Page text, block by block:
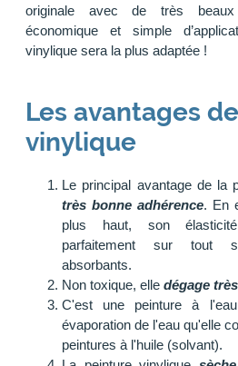
originale avec de très
économique et simple
vinylique sera la plus adaptée !
Les avantages
vinylique
Le principal avantage de la
très bonne adhérence. En
plus haut, son
parfaitement sur tout
absorbants.
Non toxique, elle dégage
C'est une peinture à
évaporation de l'eau qu'elle
peintures à l'huile (solvant).